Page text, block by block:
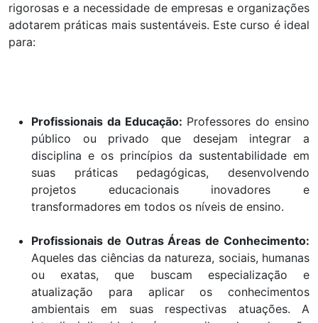
rigorosas e a necessidade de empresas e organizações
adotarem práticas mais sustentáveis. Este curso é ideal
para:
Profissionais da Educação: Professores do ensino
público ou privado que desejam integrar a
disciplina e os princípios da sustentabilidade em
suas práticas pedagógicas, desenvolvendo
projetos educacionais inovadores e
transformadores em todos os níveis de ensino.
Profissionais de Outras Áreas de Conhecimento:
Aqueles das ciências da natureza, sociais, humanas
ou exatas, que buscam especialização e
atualização para aplicar os conhecimentos
ambientais em suas respectivas atuações. A